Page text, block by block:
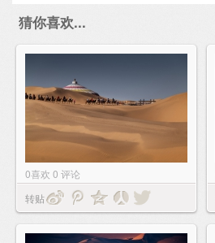
猜你喜欢...
0喜欢 0 评论
转贴